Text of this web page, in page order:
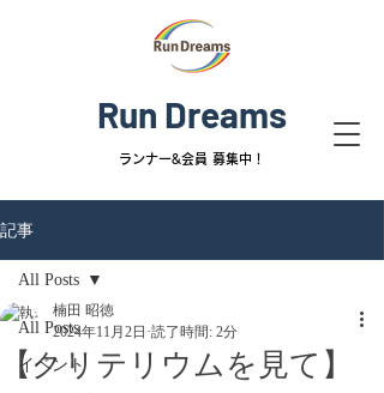
ランナー&会員 募集中！
Run Dreams
記事
All Posts
イベント
All Posts
【クリテリウムを見て】
楠田 昭徳
2024年11月2日 読了時間: 2分